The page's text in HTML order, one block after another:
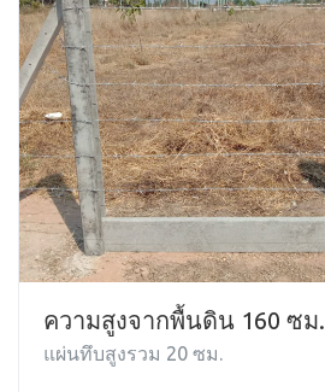
ความสูงจากพื้นดิน 160 ซม.
แผ่นทึบสูงรวม 20 ซม.